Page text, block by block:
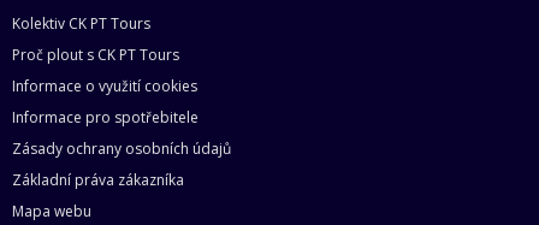
Kolektiv CK PT Tours
Proč plout s CK PT Tours
Informace o využití cookies
Informace pro spotřebitele
Zásady ochrany osobních údajů
Základní práva zákazníka
Mapa webu